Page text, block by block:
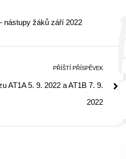
nástupy žáků září 2022
PŘÍŠTÍ PŘÍSPĚVEK
AT1A 5. 9. 2022 a AT1B 7. 9.
2022